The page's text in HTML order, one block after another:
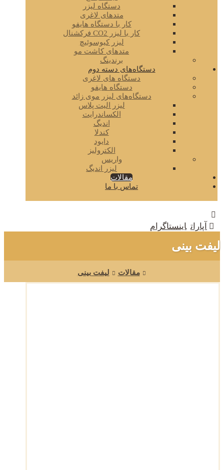
دستگاه لیزر
متدهای لاغری
کار با دستگاه هایفو
کار با لیزر CO2 فرکشنال
لیزر کیوسوئیچ
متدهای کاشت مو
برندینگ
دستگاه‌های دسته دوم
دستگاه های لاغری
دستگاه هایفو
دستگاه‌های لیزر موی زائد
لیزر الیت پلاس
الکساندرایت
اندیگ
کندلا
دایود
الکترولیز
واریس
لیزر اندیگ
مقالات
تماس با ما
آپارات اینستاگرام
لیفت بینی
مقالات لیفت بینی